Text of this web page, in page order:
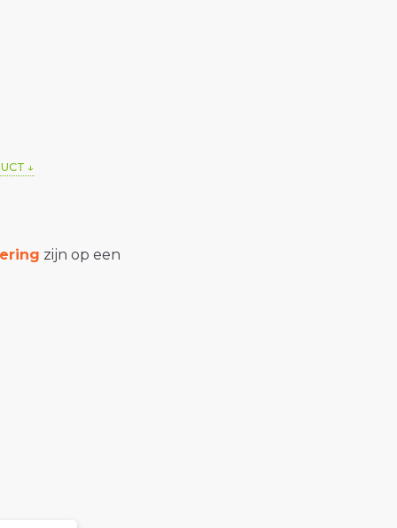
zijn op een